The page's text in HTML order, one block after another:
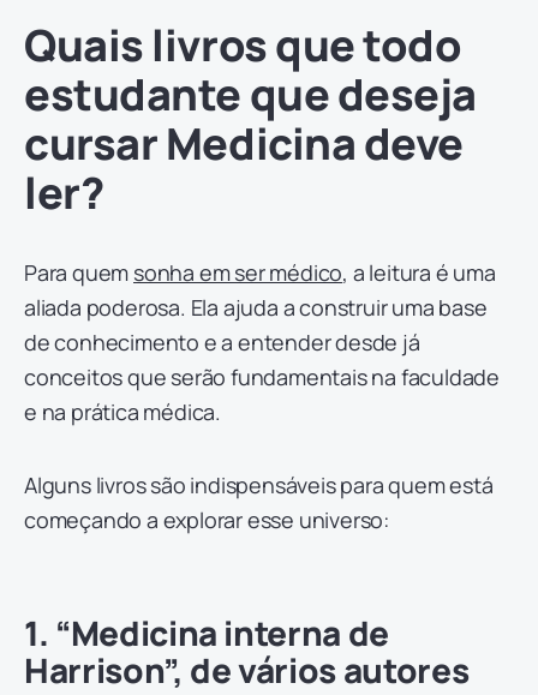
Quais livros que todo
estudante que deseja
cursar Medicina deve
ler?
Para quem sonha em ser médico, a leitura é uma
aliada poderosa. Ela ajuda a construir uma base
de conhecimento e a entender desde já
conceitos que serão fundamentais na faculdade
e na prática médica.
Alguns livros são indispensáveis para quem está
começando a explorar esse universo:
1. “Medicina interna de
Harrison”, de vários autores